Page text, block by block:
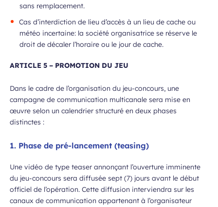
sans remplacement.
Cas d’interdiction de lieu d’accès à un lieu de cache ou
météo incertaine: la société organisatrice se réserve le
droit de décaler l’horaire ou le jour de cache.
ARTICLE 5 – PROMOTION DU JEU
Dans le cadre de l’organisation du jeu-concours, une
campagne de communication multicanale sera mise en
œuvre selon un calendrier structuré en deux phases
distinctes :
1. Phase de pré-lancement (teasing)
Une vidéo de type teaser annonçant l’ouverture imminente
du jeu-concours sera diffusée sept (7) jours avant le début
officiel de l’opération. Cette diffusion interviendra sur les
canaux de communication appartenant à l’organisateur